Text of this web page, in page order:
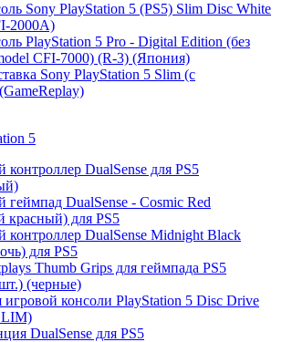
Sony PlayStation 5 (PS5) Slim Disc White
2000A)
PlayStation 5 Pro - Digital Edition (без
CFI-7000) (R-3) (Япония)
Sony PlayStation 5 Slim (с
5
контроллер DualSense для PS5
геймпад DualSense - Cosmic Red
красный) для PS5
контроллер DualSense Midnight Black
для PS5
Thumb Grips для геймпада PS5
(черные)
игровой консоли PlayStation 5 Disc Drive
DualSense для PS5